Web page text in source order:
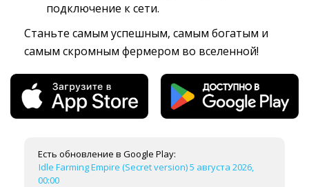
подключение к сети.
Станьте самым успешным, самым богатым и
самым скромным фермером во вселенной!
Есть обновление в Google Play:
Idle Farming Empire (Secret version) 5 августа 2026,
00:00